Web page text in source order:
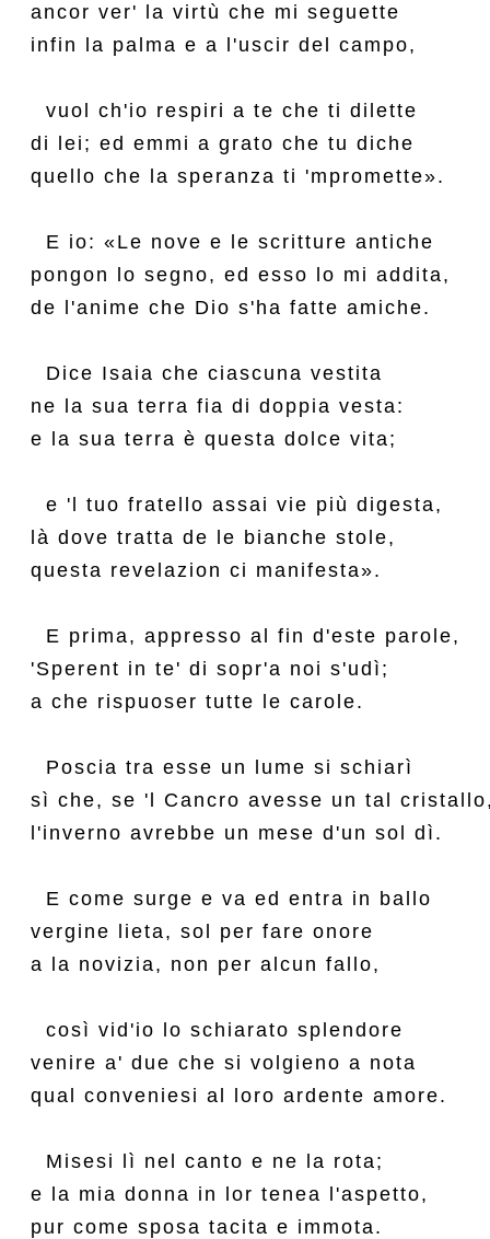
ancor ver' la virtù che mi seguette
infin la palma e a l'uscir del campo,
  vuol ch'io respiri a te che ti dilette
di lei; ed emmi a grato che tu diche
quello che la speranza ti 'mpromette».
  E io: «Le nove e le scritture antiche
pongon lo segno, ed esso lo mi addita,
de l'anime che Dio s'ha fatte amiche.
  Dice Isaia che ciascuna vestita
ne la sua terra fia di doppia vesta:
e la sua terra è questa dolce vita;
  e 'l tuo fratello assai vie più digesta,
là dove tratta de le bianche stole,
questa revelazion ci manifesta».
  E prima, appresso al fin d'este parole,
'Sperent in te' di sopr'a noi s'udì;
a che rispuoser tutte le carole.
  Poscia tra esse un lume si schiarì
sì che, se 'l Cancro avesse un tal
l'inverno avrebbe un mese d'un sol dì.
  E come surge e va ed entra in ballo
vergine lieta, sol per fare onore
a la novizia, non per alcun fallo,
  così vid'io lo schiarato splendore
venire a' due che si volgieno a nota
qual conveniesi al loro ardente amore.
  Misesi lì nel canto e ne la rota;
e la mia donna in lor tenea l'aspetto,
pur come sposa tacita e immota.